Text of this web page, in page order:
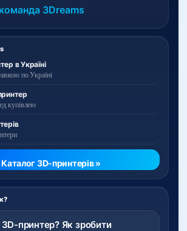
в Україні
по Україні
купівлею
Каталог 3D-принтерів »
принтер? Як зробити
3Dreams